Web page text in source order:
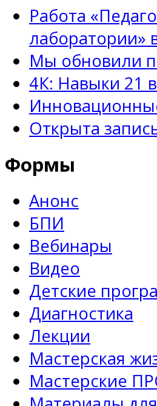
Работа
лаборатории»
Мы обновили
4К: Навыки 21
Открыта
Формы
Анонс
БПИ
Вебинары
Видео
Детские
Диагностика
Лекции
Мастерская
Мастерские